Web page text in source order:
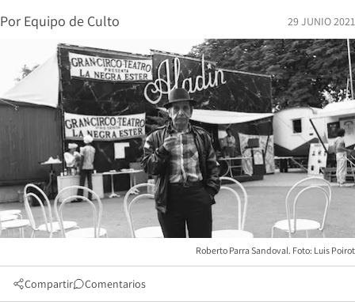
Por Equipo de Culto 29 JUNIO 2021
Roberto Parra Sandoval. Foto: Luis Poirot
Compartir Comentarios